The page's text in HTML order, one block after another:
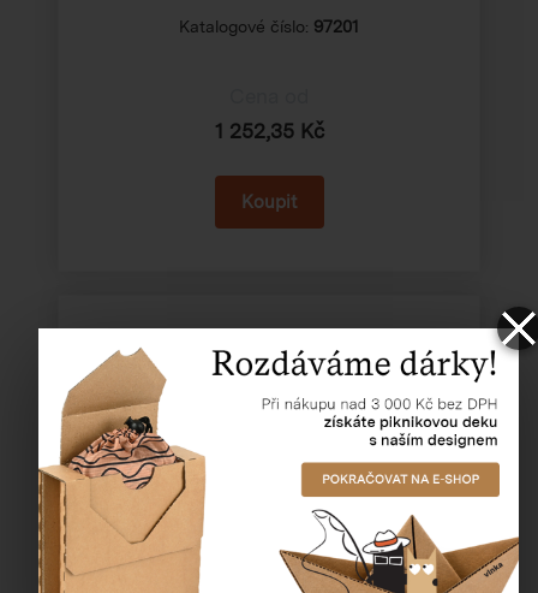
Katalogové číslo: 97201
1 252,35 Kč
Odvíječ PP pásky